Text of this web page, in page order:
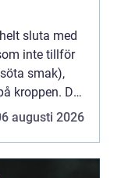
sluta med
inte tillför
smak),
kroppen. Det
augusti 2026